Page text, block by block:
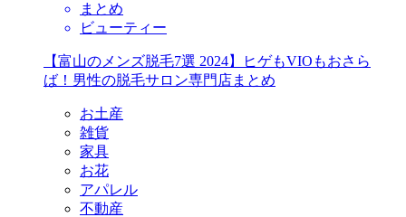
まとめ
ビューティー
【富山のメンズ脱毛7選 2024】ヒゲもVIOもおさら
ば！男性の脱毛サロン専門店まとめ
お土産
雑貨
家具
お花
アパレル
不動産